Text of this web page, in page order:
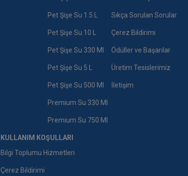
Pet Şişe Su 1.5 L
Pet Şişe Su 10 L
Pet Şişe Su 330 Ml
Pet Şişe Su 5 L
Pet Şişe Su 500 Ml
Premium Su 330 Ml
Premium Su 750 Ml
Sıkça Sorulan Sorular
Çerez Bildirimi
Ödüller ve Başarılar
Üretim Tesislerimiz
İletişim
KULLANIM KOŞULLARI
Bilgi Toplumu Hizmetleri
Çerez Bildirimi